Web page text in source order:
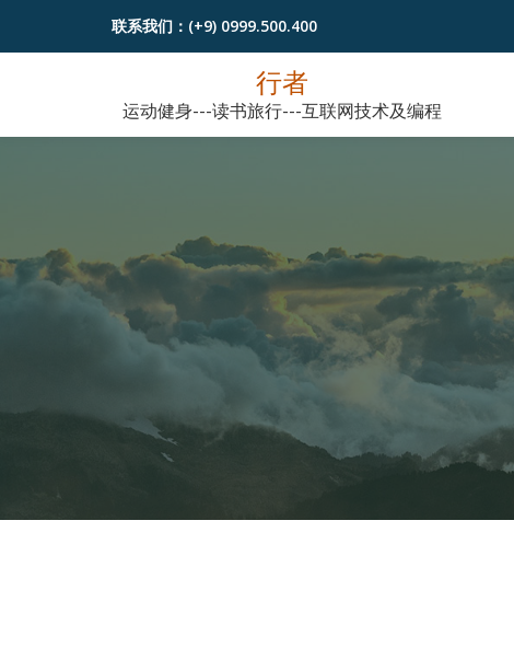
跳
联系我们： (+9) 0999.500.400
行者
运动健身---读书旅行---互联网技术及编程